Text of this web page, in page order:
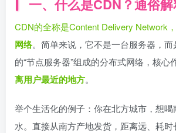
一、什么是CDN？通俗
CDN的全称是Content Delivery Network
网络。简单来说，它不是一台服务器，
的“节点服务器”组成的分布式网络，核心
离用户最近的地方。
举个生活化的例子：你在北方城市，想喝
水。直接从南方产地发货，距离远、耗